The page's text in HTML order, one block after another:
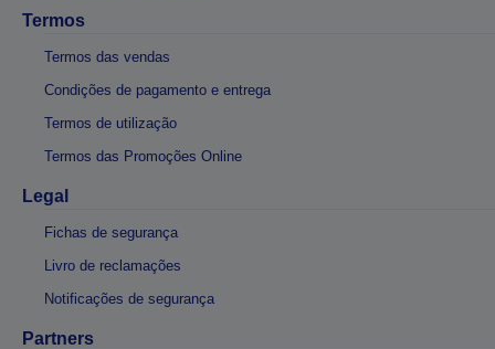
Termos
Termos das vendas
Condições de pagamento e entrega
Termos de utilização
Termos das Promoções Online
Legal
Fichas de segurança
Livro de reclamações
Notificações de segurança
Partners